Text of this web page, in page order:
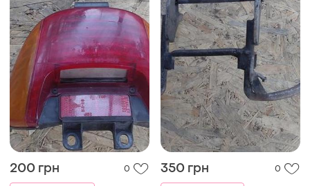
200 грн
0
350 грн
0